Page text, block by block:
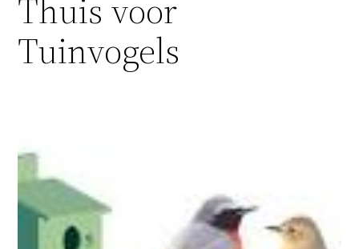
Thuis voor
Tuinvogels